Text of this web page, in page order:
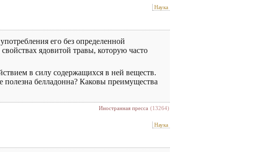
Наука
его без определенной
ядовитой травы, которую часто
в силу содержащихся в ней веществ.
полезна белладонна? Каковы преимущества
Иностранная пресса (13264)
Наука